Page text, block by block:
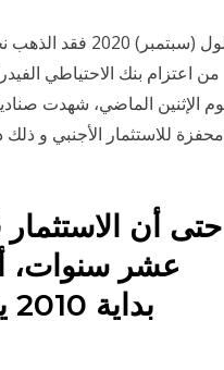
من اعتزام بنك الاحتياطي
ﻣﺤﻔﺰة ﻟﻼﺳﺘﺜﻤﺎر اﻷﺟﻨﺒﻲ و ذﻟﻚ
عشر سنوات،